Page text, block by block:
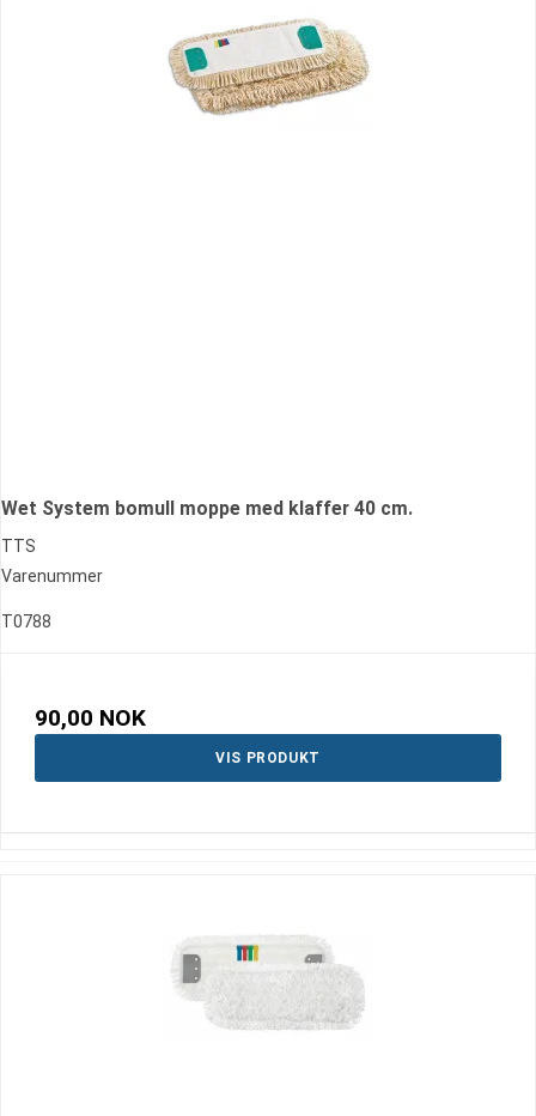
Wet System bomull moppe med klaffer 40 cm.
TTS
Varenummer
T0788
90,00 NOK
VIS PRODUKT